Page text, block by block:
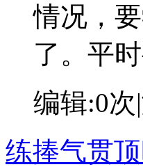
情况，
了。平
编辑:0次
练捧气贯